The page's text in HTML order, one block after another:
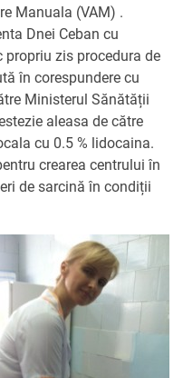
Manuala (VAM) .
Dnei Ceban cu
zis procedura de
în corespundere cu
Ministerul Sănătății
aleasa de către
cu 0.5 % lidocaina.
crearea centrului în
de sarcină în condiții